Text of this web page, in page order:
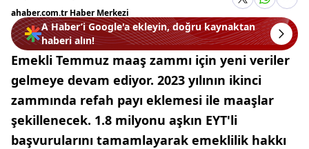
ahaber.com.tr Haber Merkezi
A Haber’i Google'a ekleyin, doğru kaynaktan
haberi alın!
Emekli Temmuz maaş zammı için yeni veriler
gelmeye devam ediyor. 2023 yılının ikinci
zammında refah payı eklemesi ile maaşlar
şekillenecek. 1.8 milyonu aşkın EYT'li
başvurularını tamamlayarak emeklilik hakkı